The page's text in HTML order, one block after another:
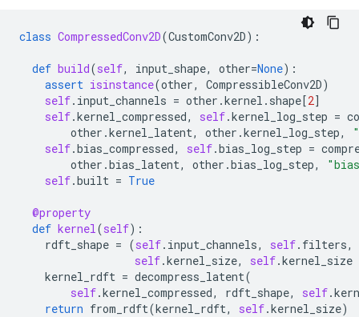
class CompressedConv2D(CustomConv2D):
def build(self, input_shape, other=None):
assert isinstance(other, CompressibleConv2D)
self. input_channels = other .kernel . shape[2]
self.kernel_compressed, self.kernel_log_step =
other .kernel_latent, other .kernel_log_step,
self.bias_compressed, self.bias_log_step =
other .bias_latent, other .bias_log_step,
self.built = True
@property
def kernel(self):
rdft_shape = (self. input_channels, self. filters,
self.kernel_size, self.kernel_size
kernel_rdft = decompress_latent(
self.kernel_compressed, rdft_shape, self.
return from_rdft(kernel_rdft, self.kernel_size)